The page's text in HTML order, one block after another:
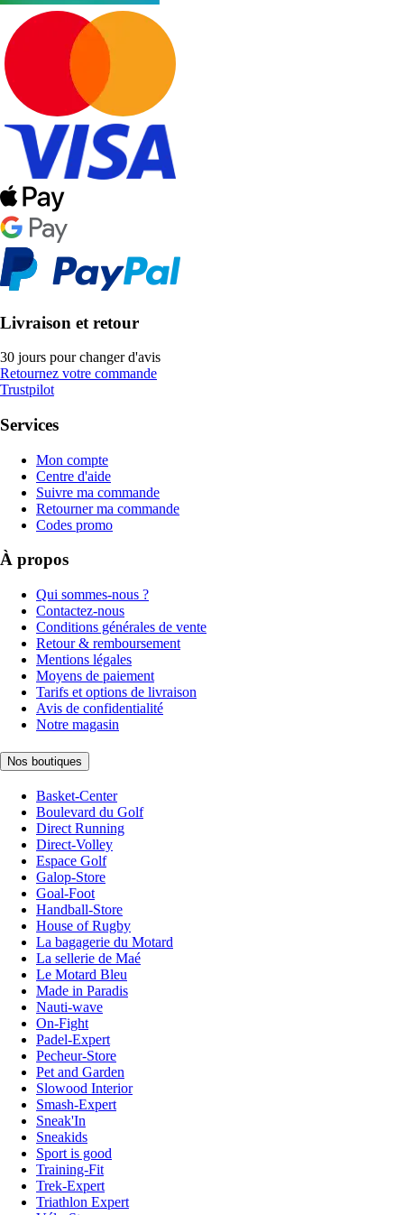
Livraison et retour
30 jours pour changer d'avis
Retournez votre commande
Trustpilot
Services
Mon compte
Centre d'aide
Suivre ma commande
Retourner ma commande
Codes promo
À propos
Qui sommes-nous ?
Contactez-nous
Conditions générales de vente
Retour & remboursement
Mentions légales
Moyens de paiement
Tarifs et options de livraison
Avis de confidentialité
Notre magasin
Nos boutiques
Basket-Center
Boulevard du Golf
Direct Running
Direct-Volley
Espace Golf
Galop-Store
Goal-Foot
Handball-Store
House of Rugby
La bagagerie du Motard
La sellerie de Maé
Le Motard Bleu
Made in Paradis
Nauti-wave
On-Fight
Padel-Expert
Pecheur-Store
Pet and Garden
Slowood Interior
Smash-Expert
Sneak'In
Sneakids
Sport is good
Training-Fit
Trek-Expert
Triathlon Expert